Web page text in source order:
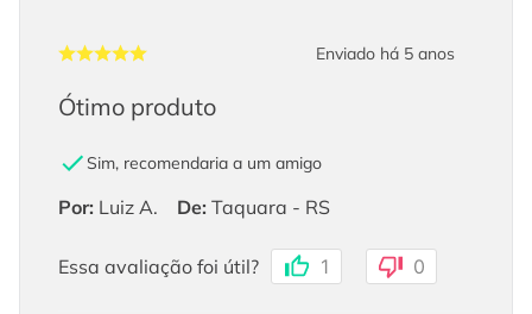
Enviado há 5 anos
Ótimo produto
Sim, recomendaria a um amigo
Por: Luiz A. De: Taquara - RS
Essa avaliação foi útil? 1 0